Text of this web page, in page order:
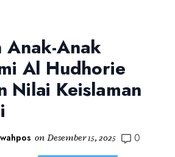
Anak-Anak
Al Hudhorie
Nilai Keislaman
on Desember 15, 2025 0